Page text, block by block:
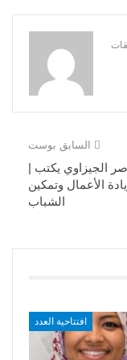
السابق بوست
الجيزاوي يكتب |
الأعمال وتمكين
الشباب
افتتاحية العدد